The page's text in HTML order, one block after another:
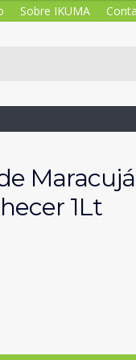
Sobre IKUMA
1Lt